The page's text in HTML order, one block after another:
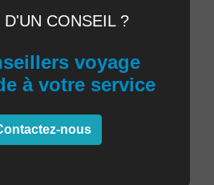
D'UN CONSEIL ?
voyage
à votre service
nous